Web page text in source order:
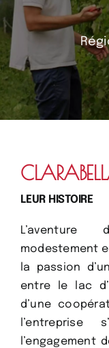
LEUR HISTOIRE
L’aventure
modestement
la passion
entre le lac
d’une
l’entreprise
l’engagement